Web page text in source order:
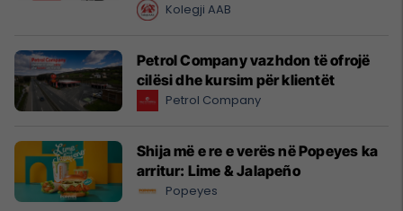
Kolegji AAB
Petrol Company vazhdon të ofrojë
cilësi dhe kursim për klientët
Petrol Company
Shija më e re e verës në Popeyes ka
arritur: Lime & Jalapeño
Popeyes